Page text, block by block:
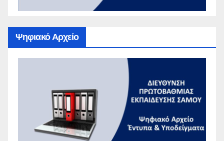
Ψηφιακό Αρχείο